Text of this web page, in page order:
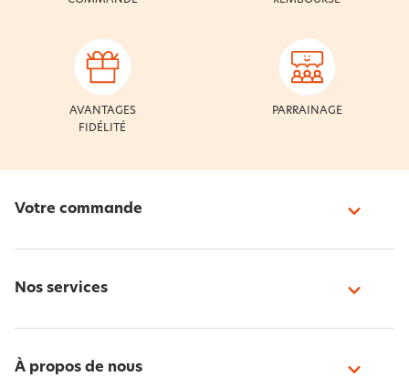
AVANTAGES
FIDÉLITÉ
PARRAINAGE
Votre commande
Nos services
À propos de nous